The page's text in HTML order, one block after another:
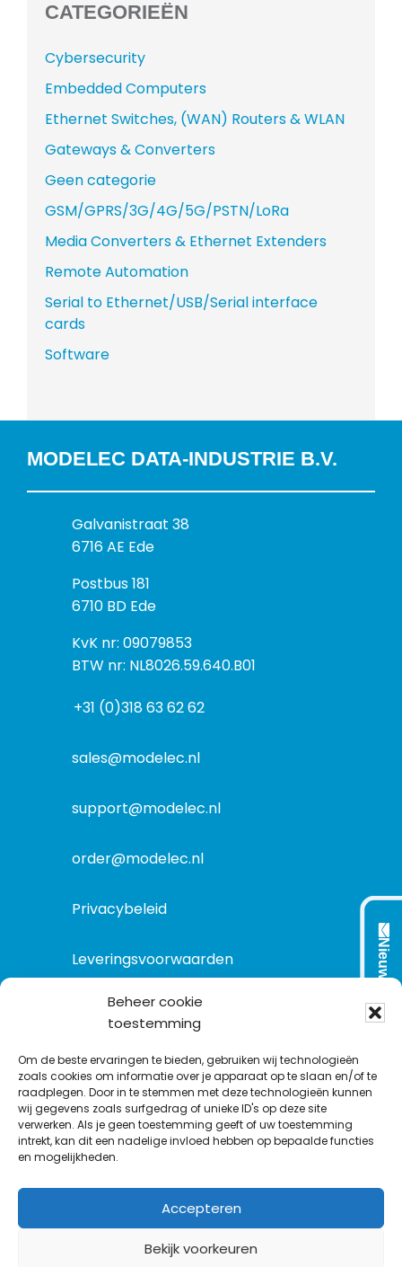
Beheer cookie
toestemming
Om de beste ervaringen te bieden, gebruiken wij technologieën
zoals cookies om informatie over je apparaat op te slaan en/of te
raadplegen. Door in te stemmen met deze technologieën kunnen
wij gegevens zoals surfgedrag of unieke ID's op deze site
verwerken. Als je geen toestemming geeft of uw toestemming
intrekt, kan dit een nadelige invloed hebben op bepaalde functies
en mogelijkheden.
Accepteren
Bekijk voorkeuren
CATEGORIEËN
Cybersecurity
Embedded Computers
Ethernet Switches, (WAN) Routers & WLAN
Gateways & Converters
Geen categorie
GSM/GPRS/3G/4G/5G/PSTN/LoRa
Media Converters & Ethernet Extenders
Remote Automation
Serial to Ethernet/USB/Serial interface
cards
Software
MODELEC DATA-INDUSTRIE B.V.
B
e
o
e
k
a
r
Galvanistraat 38
6716 AE Ede
P
o
t
a
s
Postbus 181
6710 BD Ede
I
n
o
m
KvK nr: 09079853
BTW nr: NL8026.59.640.B01
+31 (0)318 63 62 62
sales@modelec.nl
support@modelec.nl
order@modelec.nl
Privacybeleid
Leveringsvoorwaarden
L
i
n
e
T
w
i
t
F
a
c
b
o
o
k
Y
o
u
u
b
C
o
n
a
Nieuwsbrief